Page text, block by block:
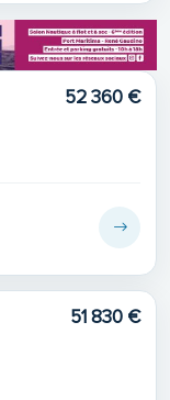
52 360 €
51 830 €